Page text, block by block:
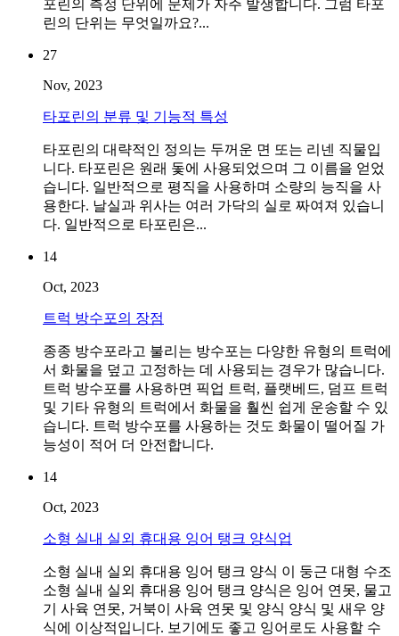
포린의 측정 단위에 문제가 자주 발생합니다. 그럼 타포
린의 단위는 무엇일까요?...
27
Nov, 2023
타포린의 분류 및 기능적 특성
타포린의 대략적인 정의는 두꺼운 면 또는 리넨 직물입
니다. 타포린은 원래 돛에 사용되었으며 그 이름을 얻었
습니다. 일반적으로 평직을 사용하며 소량의 능직을 사
용한다. 날실과 위사는 여러 가닥의 실로 짜여져 있습니
다. 일반적으로 타포린은...
14
Oct, 2023
트럭 방수포의 장점
종종 방수포라고 불리는 방수포는 다양한 유형의 트럭에
서 화물을 덮고 고정하는 데 사용되는 경우가 많습니다.
트럭 방수포를 사용하면 픽업 트럭, 플랫베드, 덤프 트럭
및 기타 유형의 트럭에서 화물을 훨씬 쉽게 운송할 수 있
습니다. 트럭 방수포를 사용하는 것도 화물이 떨어질 가
능성이 적어 더 안전합니다.
14
Oct, 2023
소형 실내 실외 휴대용 잉어 탱크 양식업
소형 실내 실외 휴대용 잉어 탱크 양식 이 둥근 대형 수조
소형 실내 실외 휴대용 잉어 탱크 양식은 잉어 연못, 물고
기 사육 연못, 거북이 사육 연못 및 양식 양식 및 새우 양
식에 이상적입니다. 보기에도 좋고 잉어로도 사용할 수